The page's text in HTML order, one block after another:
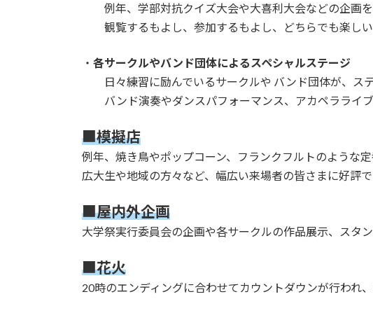
例年、学部対抗クイズ大会や大喜利大会などの企画を
観覧するもよし、参加するもよし、どちらでも楽しい
​・ 各サークルやバンド団体によるスペシャルステージ
日々練習に励んでいるサークルや バンド団体が、ステ
バンド演奏やダンスパフォーマンス、アカペラライ
​■模擬店
例年、焼き鳥やポップコーン、フランクフルトのような
広大生や地域の方々など、幅広い来場者の皆さまに好評で
​■屋内外企画
大学祭実行委員会の企画や各サークルの作品展示、スタ
■花火
20時のエンディングに合わせてカウントダウンが行われ